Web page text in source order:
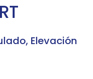
, Elevación